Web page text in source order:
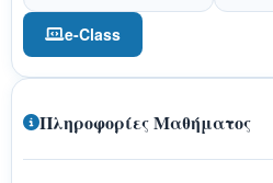
e-Class
Πληροφορίες Μαθήματος